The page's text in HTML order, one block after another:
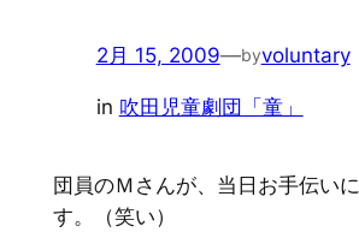
2月 15, 2009—byvoluntary
in 吹田児童劇団「童」
団員のＭさんが、当日お手伝い
す。（笑い）